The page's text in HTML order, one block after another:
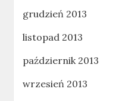
grudzień 2013
listopad 2013
październik 2013
wrzesień 2013